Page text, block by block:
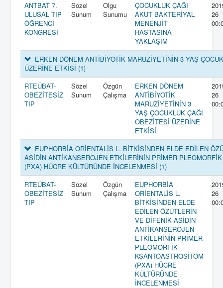
ANTBAT 7.
ULUSAL TIP
ÖĞRENCİ
KONGRESİ
Sözel
Sunum
Olgu
Sunumu
ÇOCUKLUK ÇAĞI
AKUT BAKTERİYAL
MENENJİT
HASTASINA
YAKLAŞIM
26
ERKEN DÖNEM ANTİBİYOTİK MARUZİYETİNİN 3 YAŞ
ÜZERİNE ETKİSİ (1)
RTEÜBAT-
OBEZİTESİZ
TIP
Sözel
Sunum
Özgün
Çalışma
ERKEN DÖNEM
ANTİBİYOTİK
MARUZİYETİNİN 3
YAŞ ÇOCUKLUK ÇAĞI
OBEZİTESİ ÜZERİNE
ETKİSİ
26
EUPHORBİA ORİENTALİS L. BİTKİSİNDEN ELDE EDİLEN
ASİDİN ANTİKANSEROJEN ETKİLERİNİN PRİMER
(PXA) HÜCRE KÜLTÜRÜNDE İNCELENMESİ (1)
RTEÜBAT-
OBEZİTESİZ
TIP
Sözel
Sunum
Özgün
Çalışma
EUPHORBİA
ORİENTALİS L.
BİTKİSİNDEN ELDE
EDİLEN ÖZÜTLERİN
VE DİFENİK ASİDİN
ANTİKANSEROJEN
ETKİLERİNİN PRİMER
PLEOMORFİK
KSANTOASTROSİTOM
(PXA) HÜCRE
KÜLTÜRÜNDE
İNCELENMESİ
26